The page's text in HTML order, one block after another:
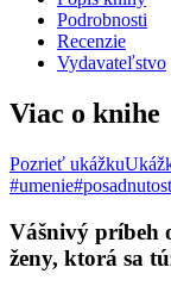
Podrobnosti
Recenzie
Vydavateľstvo
Viac o knihe
Pozrieť ukážku
#umenie
Vášnivý príbeh
ženy, ktorá sa